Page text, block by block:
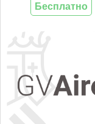
Бесплатно